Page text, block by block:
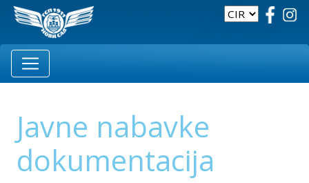
Javne nabavke
dokumentacija